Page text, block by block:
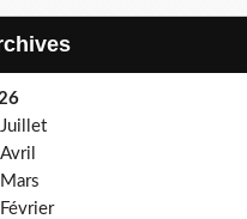
Juillet
Avril
Mars
Février